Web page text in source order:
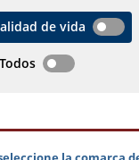
de vida
Todos